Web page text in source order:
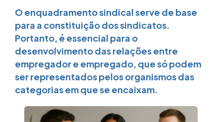
O enquadramento sindical serve de base
para a constituição dos sindicatos.
Portanto, é essencial para o
desenvolvimento das relações entre
empregador e empregado, que só podem
ser representados pelos organismos das
categorias em que se encaixam.